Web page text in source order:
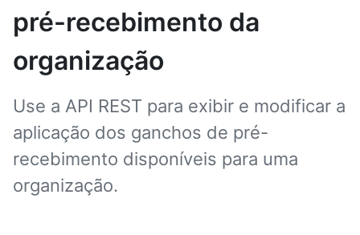
pré-recebimento da
organização
Use a API REST para exibir e modificar a
aplicação dos ganchos de pré-
recebimento disponíveis para uma
organização.